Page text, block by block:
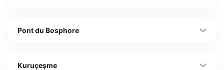
Pont du Bosphore
Kuruçeşme